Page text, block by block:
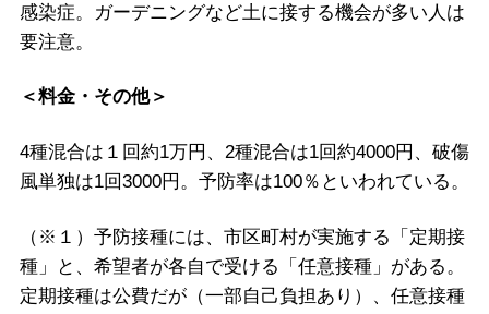
感染症。ガーデニングなど土に接する機会が多い人は
要注意。
＜料金・その他＞
4種混合は１回約1万円、2種混合は1回約4000円、破傷
風単独は1回3000円。予防率は100％といわれている。
（※１）予防接種には、市区町村が実施する「定期接
種」と、希望者が各自で受ける「任意接種」がある。
定期接種は公費だが（一部自己負担あり）、任意接種